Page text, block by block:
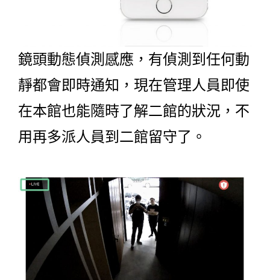
鏡頭動態偵測感應，有偵測到任何動
靜都會即時通知，現在管理人員即使
在本館也能隨時了解二館的狀況，不
用再多派人員到二館留守了。